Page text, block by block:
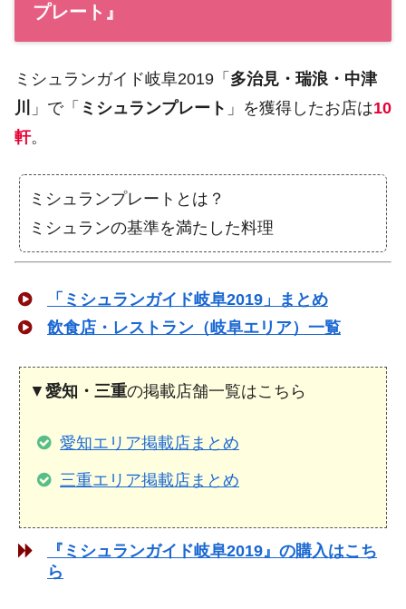
プレート』
ミシュランガイド岐阜2019「 多治見・瑞浪・中津
川
」で「 ミシュランプレート 」を獲得したお店は10
軒。
ミシュランプレートとは？
ミシュランの基準を満たした料理
「ミシュランガイド岐阜2019」まとめ
飲食店・レストラン（岐阜エリア）一覧
▼ 愛知・三重の掲載店舗一覧はこちら
愛知エリア掲載店まとめ
三重エリア掲載店まとめ
『ミシュランガイド岐阜2019』の購入はこち
ら